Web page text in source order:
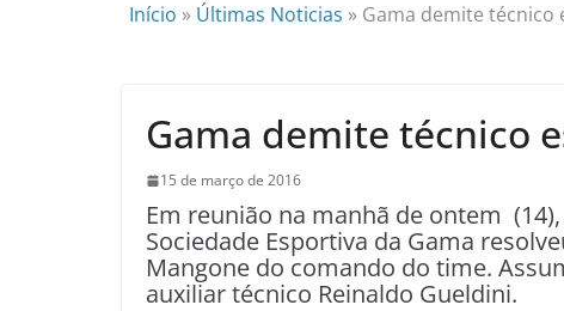
Início » Últimas Noticias » Gama demite técnico
Gama demite técnico
15 de março de 2016
Em reunião na manhã de ontem
Sociedade Esportiva da Gama
Mangone do comando do time.
auxiliar técnico Reinaldo Gueldini.